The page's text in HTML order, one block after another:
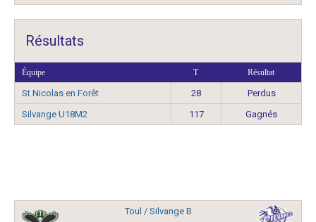
Résultats
Équipe T Résultat
St Nicolas en Forêt 28
Perdus
Silvange U18M2
117 Gagnés
Toul / Silvange B